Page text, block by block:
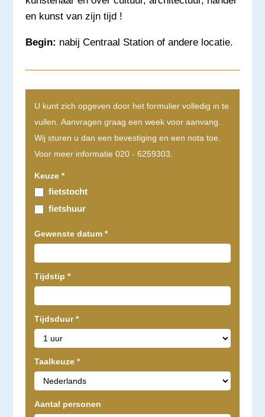
en kunst van zijn tijd !
Begin: nabij Centraal Station of andere locatie.
U kunt zich opgeven door het formulier volledig in te
vullen. Aanvragen graag een week voor aanvang.
Wij sturen u dan een bevestiging en een nota toe.
Voor meer informatie 020 - 6259303.
Keuze *
fietstocht
fietshuur
Gewenste datum *
Tijdstip *
Tijdsduur*
Taalkeuze *
Aantal personen